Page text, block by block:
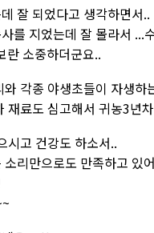
잘 되었다고 생각하면서..
를 지었는데 잘 몰라서 ...
란 소중하더군요..
각종 야생초들이 자생하
재료도 심고해서 귀농3년
시고 건강도 하소서..
리만으로도 만족하고 있